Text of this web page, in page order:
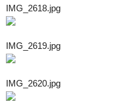
IMG_2618.jpg
IMG_2619.jpg
IMG_2620.jpg